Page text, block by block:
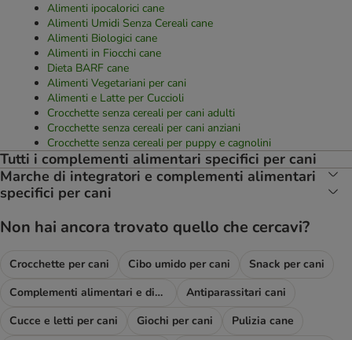
Alimenti ipocalorici cane
Alimenti Umidi Senza Cereali cane
Alimenti Biologici cane
Alimenti in Fiocchi cane
Dieta BARF cane
Alimenti Vegetariani per cani
Alimenti e Latte per Cuccioli
Crocchette senza cereali per cani adulti
Crocchette senza cereali per cani anziani
Crocchette senza cereali per puppy e cagnolini
Tutti i complementi alimentari specifici per cani
Marche di integratori e complementi alimentari
specifici per cani
Non hai ancora trovato quello che cercavi?
Crocchette per cani Cibo umido per cani
Snack per cani
Complementi alimentari e diete
Antiparassitari cani
Cucce e letti per cani
Giochi per cani
Pulizia cane